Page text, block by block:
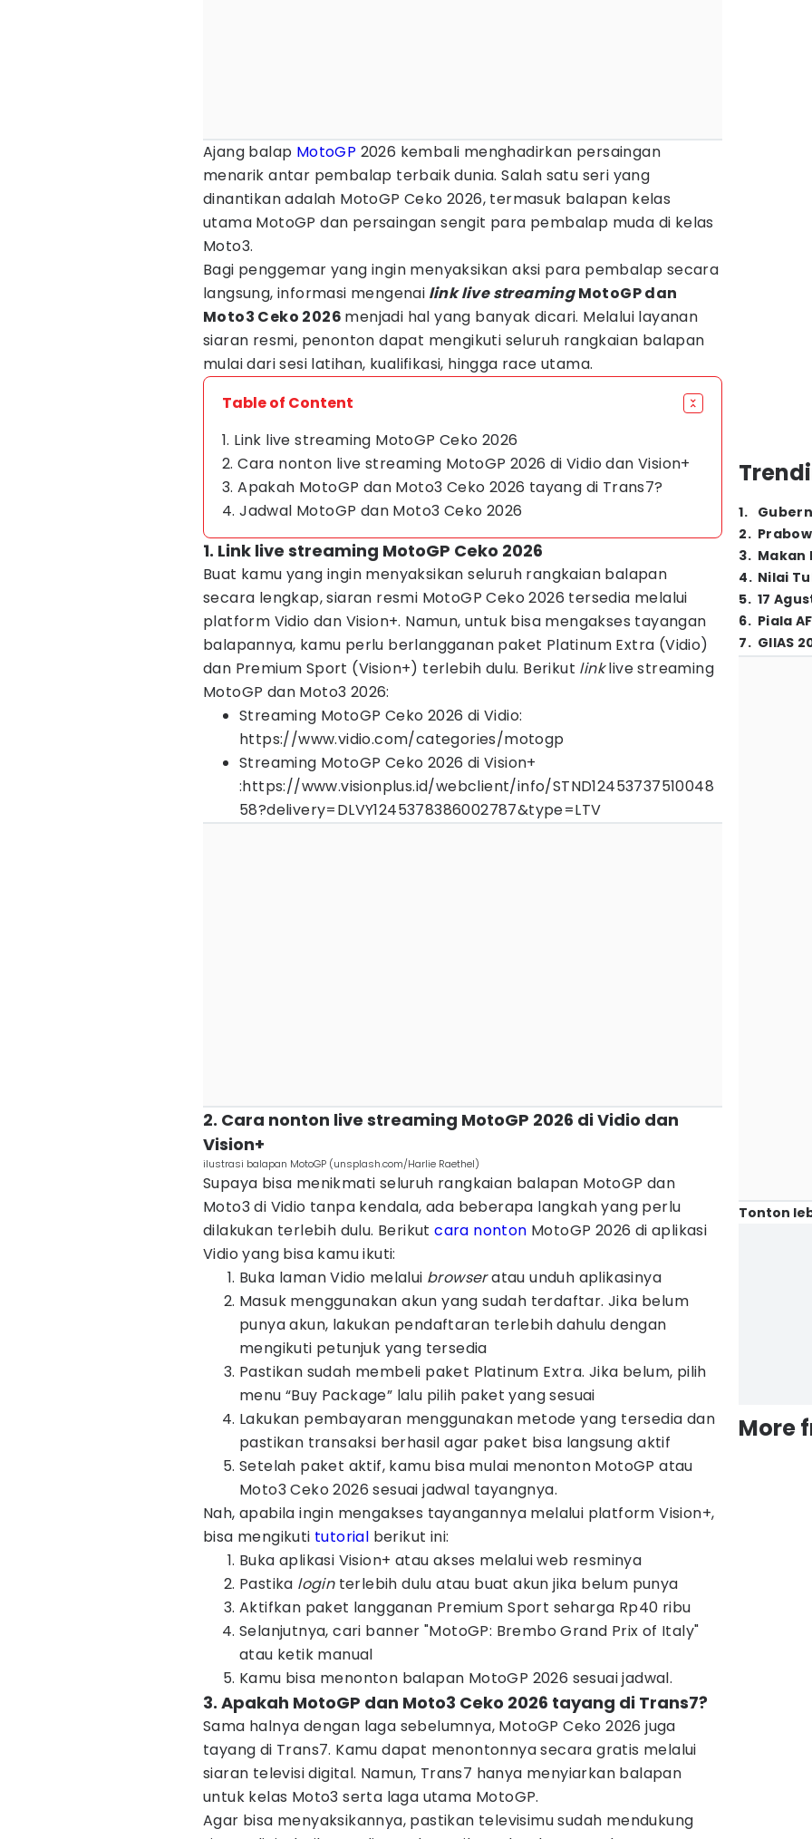
Ajang balap MotoGP 2026 kembali menghadirkan persaingan
menarik antar pembalap terbaik dunia. Salah satu seri yang
dinantikan adalah MotoGP Ceko 2026, termasuk balapan kelas
utama MotoGP dan persaingan sengit para pembalap muda di kelas
Moto3.
Bagi penggemar yang ingin menyaksikan aksi para pembalap secara
langsung, informasi mengenai link live streamingMotoGP dan
Moto3 Ceko 2026 menjadi hal yang banyak dicari. Melalui layanan
siaran resmi, penonton dapat mengikuti seluruh rangkaian balapan
mulai dari sesi latihan, kualifikasi, hingga race utama.
Table of Content
1. Link live streaming MotoGP Ceko 2026
2. Cara nonton live streaming MotoGP 2026 di Vidio dan Vision+
3. Apakah MotoGP dan Moto3 Ceko 2026 tayang di Trans7?
4. Jadwal MotoGP dan Moto3 Ceko 2026
1. Link live streaming MotoGP Ceko 2026
Buat kamu yang ingin menyaksikan seluruh rangkaian balapan
secara lengkap, siaran resmi MotoGP Ceko 2026 tersedia melalui
platform Vidio dan Vision+. Namun, untuk bisa mengakses tayangan
balapannya, kamu perlu berlangganan paket Platinum Extra (Vidio)
dan Premium Sport (Vision+) terlebih dulu. Berikut linklive streaming
MotoGP dan Moto3 2026:
Streaming MotoGP Ceko 2026 di Vidio:
https://www.vidio.com/categories/motogp
Streaming MotoGP Ceko 2026 di Vision+
:https://www.visionplus.id/webclient/info/STND12453737510048
58?delivery=DLVY1245378386002787&type=LTV
2. Cara nonton live streaming MotoGP 2026 di Vidio dan
Vision+
ilustrasi balapan MotoGP (unsplash.com/Harlie Raethel)
Supaya bisa menikmati seluruh rangkaian balapan MotoGP dan
Moto3 di Vidio tanpa kendala, ada beberapa langkah yang perlu
dilakukan terlebih dulu. Berikutcara nonton MotoGP 2026 di aplikasi
Vidio yang bisa kamu ikuti:
Buka laman Vidio melalui browseratau unduh aplikasinya
Masuk menggunakan akun yang sudah terdaftar. Jika belum
punya akun, lakukan pendaftaran terlebih dahulu dengan
mengikuti petunjuk yang tersedia
Pastikan sudah membeli paket Platinum Extra. Jika belum, pilih
menu “Buy Package” lalu pilih paket yang sesuai
Lakukan pembayaran menggunakan metode yang tersedia dan
pastikan transaksi berhasil agar paket bisa langsung aktif
Setelah paket aktif, kamu bisa mulai menonton MotoGP atau
Moto3 Ceko 2026 sesuai jadwal tayangnya.
Nah, apabila ingin mengakses tayangannya melalui platform Vision+,
bisa mengikuti tutorial berikut ini:
Buka aplikasi Vision+ atau akses melalui web resminya
Pastika login terlebih dulu atau buat akun jika belum punya
Aktifkan paket langganan Premium Sport seharga Rp40 ribu
Selanjutnya, cari banner "MotoGP: Brembo Grand Prix of Italy"
atau ketik manual
Kamu bisa menonton balapan MotoGP 2026 sesuai jadwal.
3. Apakah MotoGP dan Moto3 Ceko 2026 tayang di Trans7?
Sama halnya dengan laga sebelumnya, MotoGP Ceko 2026 juga
tayang di Trans7. Kamu dapat menontonnya secara gratis melalui
siaran televisi digital. Namun, Trans7 hanya menyiarkan balapan
untuk kelas Moto3 serta laga utama MotoGP.
Agar bisa menyaksikannya, pastikan televisimu sudah mendukung
1.
2.
3. Makan
4. Nilai
5. 17
6. Piala
7. GIIAS
Tonton
More